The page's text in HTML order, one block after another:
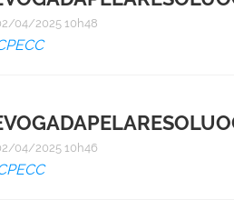
04/2025 10h48
04/2025 10h46